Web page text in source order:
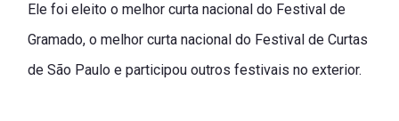
Ele foi eleito o melhor curta nacional do Festival de
Gramado, o melhor curta nacional do Festival de Curtas
de São Paulo e participou outros festivais no exterior.